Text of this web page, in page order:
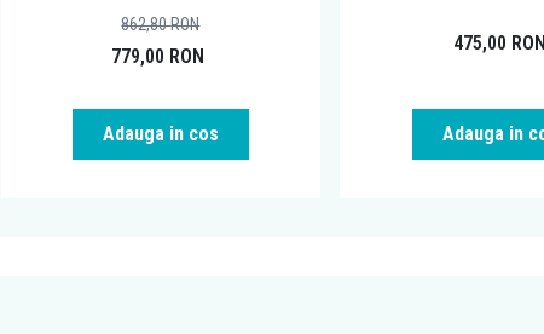
779,00 RON
862,80RON
Adauga in cos
475,00 RON
Adauga in